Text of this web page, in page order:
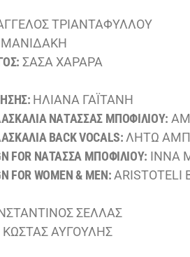
ΤΡΙΑΝΤΑΦΥΛΛΟΥ
ΜΑΝΙΔΑΚΗ
ΣΑΣΑ ΧΑΡΑΡΑ
ΗΛΙΑΝΑ ΓΑΪΤΑΝΗ
ΝΑΤΑΣΣΑΣ ΜΠΟΦΙΛΙΟΥ:
BACK VOCALS: ΛΗΤΩ
FOR ΝΑΤΑΣΣΑ ΜΠΟΦΙΛΙΟΥ: INNA
FOR WOMEN & MEN:ARISTOTELI
ΣΕΛΛΑΣ
ΚΩΣΤΑΣ ΑΥΓΟΥΛΗΣ